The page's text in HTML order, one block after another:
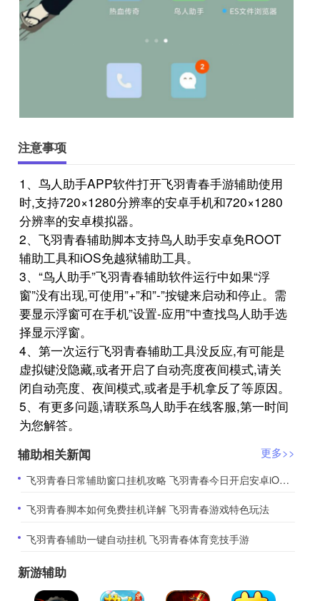
注意事项
1、鸟人助手APP软件打开飞羽青春手游辅助使用
时,支持720×1280分辨率的安卓手机和720×1280
分辨率的安卓模拟器。
2、飞羽青春辅助脚本支持鸟人助手安卓免ROOT
辅助工具和iOS免越狱辅助工具。
3、“鸟人助手”飞羽青春辅助软件运行中如果“浮
窗”没有出现,可使用”+”和”-”按键来启动和停止。需
要显示浮窗可在手机”设置-应用”中查找鸟人助手选
择显示浮窗。
4、第一次运行飞羽青春辅助工具没反应,有可能是
虚拟键没隐藏,或者开启了自动亮度夜间模式,请关
闭自动亮度、夜间模式,或者是手机拿反了等原因。
5、有更多问题,请联系鸟人助手在线客服,第一时间
为您解答。
辅助相关新闻
更多>>
​飞羽青春日常辅助窗口挂机攻略 飞羽青春今日开启安卓iOS双平台预约
​飞羽青春脚本如何免费挂机详解 飞羽青春游戏特色玩法
​飞羽青春辅助一键自动挂机 飞羽青春体育竞技手游
新游辅助